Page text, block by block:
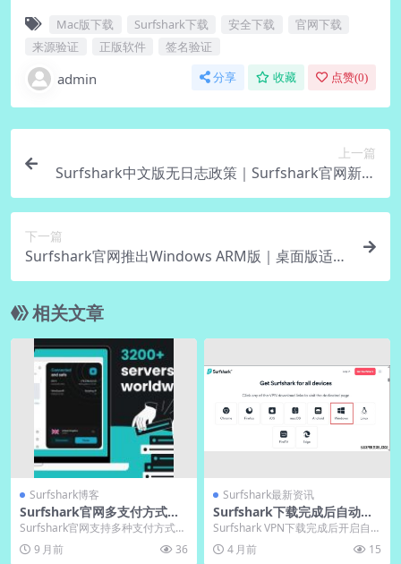
Mac版下载 Surfshark下载 安全下载
官网下载
来源验证
正版软件 签名验证
admin 分享 收藏 点赞(0)
上一篇
Surfshark中文版无日志政策｜Surfshark官网新条
款秒懂
下一篇
Surfshark官网推出Windows ARM版｜桌面版适配
骁龙
相关文章
Surfshark博客
Surfshark官网多支付方式｜
下载VPN支持加密货币
Surfshark官网支持多种支付方式，
包括加密货币，让您轻松选择。下
载电脑版或...
9 月前 36
Surfshark最新资讯
Surfshark下载完成后自动更
新功能开启建议
Surfshark VPN下载完成后开启自动
更新，可第一时间获取安全补丁、
提升连...
4 月前 15